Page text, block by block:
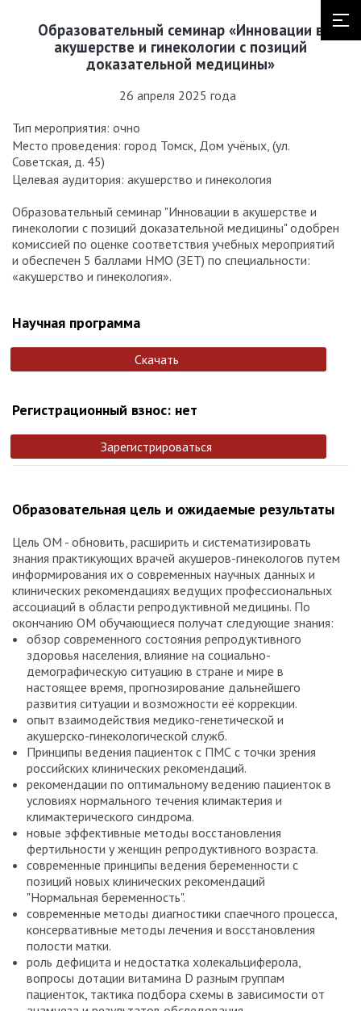
Образовательный семинар «Инновации в
акушерстве и гинекологии с позиций
доказательной медицины»
26 апреля 2025 года
Тип мероприятия: очно
Место проведения: город Томск, Дом учёных, (ул.
Советская, д. 45)
Целевая аудитория: акушерство и гинекология
Образовательный семинар "Инновации в акушерстве и
гинекологии с позиций доказательной медицины" одобрен
комиссией по оценке соответствия учебных мероприятий
и обеспечен 5 баллами НМО (ЗЕТ) по специальности:
«акушерство и гинекология».
Научная программа
Скачать
Регистрационный взнос: нет
Зарегистрироваться
Образовательная цель и ожидаемые результаты
Цель ОМ - обновить, расширить и систематизировать
знания практикующих врачей акушеров-гинекологов путем
информирования их о современных научных данных и
клинических рекомендациях ведущих профессиональных
ассоциаций в области репродуктивной медицины. По
окончанию ОМ обучающиеся получат следующие знания:
обзор современного состояния репродуктивного
здоровья населения, влияние на социально-
демографическую ситуацию в стране и мире в
настоящее время, прогнозирование дальнейшего
развития ситуации и возможности её коррекции.
опыт взаимодействия медико-генетической и
акушерско-гинекологической служб.
Принципы ведения пациенток с ПМС с точки зрения
российских клинических рекомендаций.
рекомендации по оптимальному ведению пациенток в
условиях нормального течения климактерия и
климактерического синдрома.
новые эффективные методы восстановления
фертильности у женщин репродуктивного возраста.
современные принципы ведения беременности с
позиций новых клинических рекомендаций
"Нормальная беременность".
современные методы диагностики спаечного процесса,
консервативные методы лечения и восстановления
полости матки.
роль дефицита и недостатка холекальциферола,
вопросы дотации витамина D разным группам
пациенток, тактика подбора схемы в зависимости от